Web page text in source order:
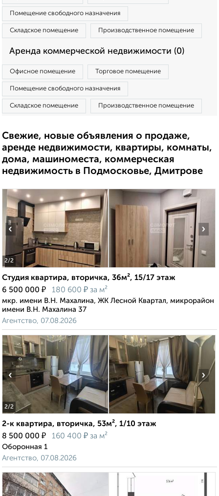
Помещение свободного назначения
Складское помещение Производственное помещение
Аренда коммерческой недвижимости (0)
Офисное помещение Торговое помещение
Помещение свободного назначения
Складское помещение Производственное помещение
Свежие, новые объявления о продаже,
аренде недвижимости, квартиры, комнаты,
дома, машиноместа, коммерческая
недвижимость в Подмосковье, Дмитрове
2/2
‹ ›
Студия квартира, вторичка, 36м², 15/17 этаж
6 500 000 ₽ 180 600 ₽ за м²
мкр. имени В.Н. Махалина, ЖК Лесной Квартал, микрорайон
имени В.Н. Махалина 37
Агентство, 07.08.2026
2/2
‹ ›
2-к квартира, вторичка, 53м², 1/10 этаж
8 500 000 ₽ 160 400 ₽ за м²
Оборонная 1
Агентство, 07.08.2026